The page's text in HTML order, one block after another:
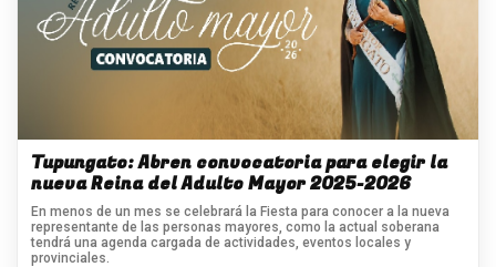
Tupungato: Abren convocatoria para elegir la
nueva Reina del Adulto Mayor 2025-2026
En menos de un mes se celebrará la Fiesta para conocer a la nueva
representante de las personas mayores, como la actual soberana
tendrá una agenda cargada de actividades, eventos locales y
provinciales.